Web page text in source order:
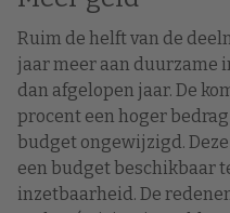
Ruim de helft van de
jaar meer aan duurzame
dan afgelopen jaar. De
procent een hoger
budget ongewijzigd.
een budget beschikbaar
inzetbaarheid. De